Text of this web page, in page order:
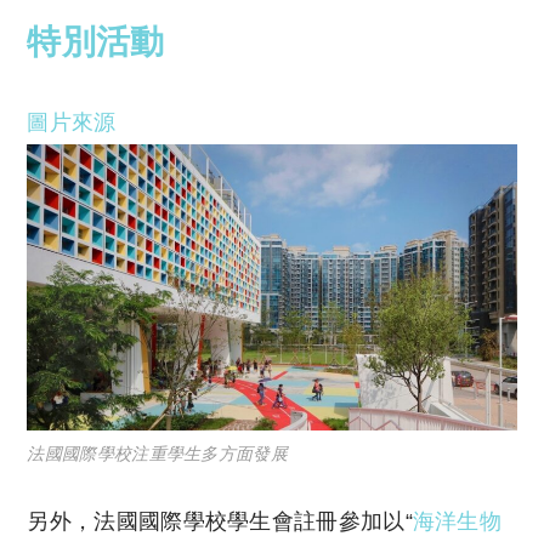
特別活動
圖片來源
法國國際學校注重學生多方面發展
另外，法國國際學校學生會註冊參加以“海洋生物